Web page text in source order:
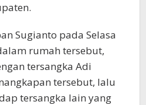
Sugianto pada Selasa
rumah tersebut,
tersangka Adi
tersebut, lalu
tersangka lain yang